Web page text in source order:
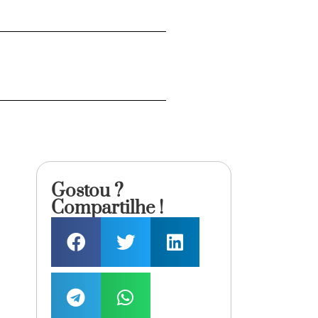
Gostou ?
Compartilhe !